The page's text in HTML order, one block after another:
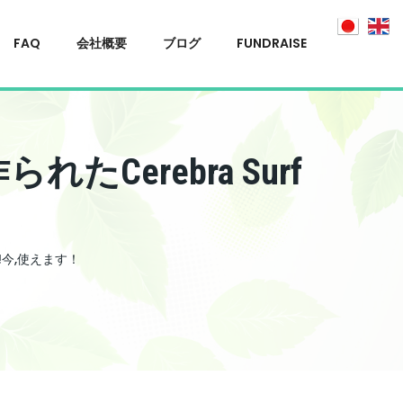
FAQ 会社概要 ブログ FUNDRAISE
れたCerebra Surf
,使えます！